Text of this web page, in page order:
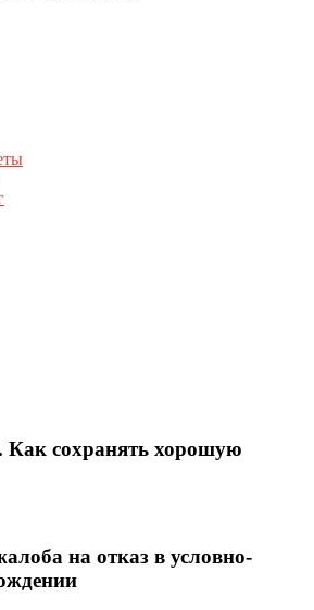
сохранять хорошую
на отказ в условно-